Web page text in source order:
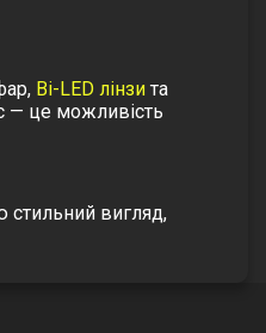
, Bi-LED лінзи та
— це можливість
стильний вигляд,